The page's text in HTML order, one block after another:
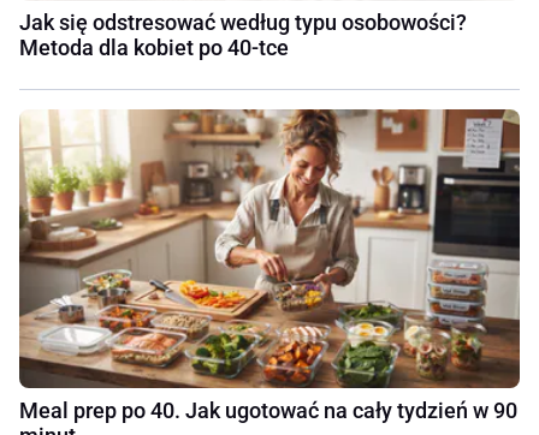
Jak się odstresować według typu osobowości?
Metoda dla kobiet po 40-tce
Meal prep po 40. Jak ugotować na cały tydzień w 90